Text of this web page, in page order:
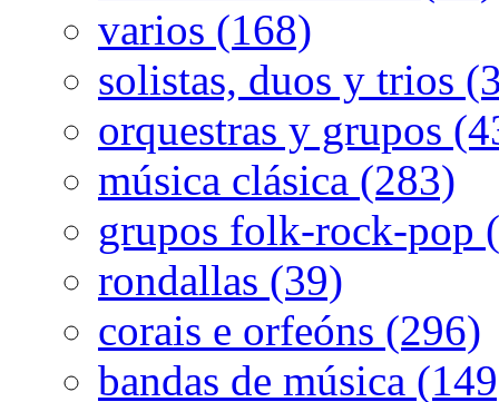
varios (168)
solistas, duos y trios
orquestras y grupos
música clásica (283)
grupos folk-rock-pop
rondallas (39)
corais e orfeóns (296)
bandas de música